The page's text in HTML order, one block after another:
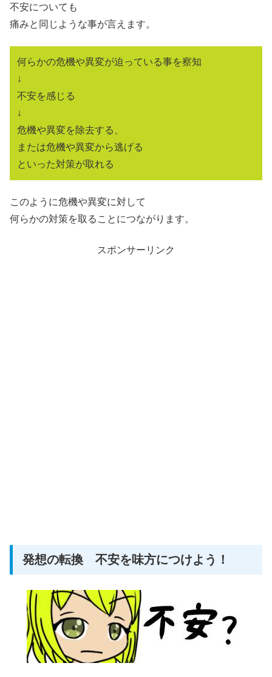
不安についても
痛みと同じような事が言えます。
何らかの危機や異変が迫っている事を察知
↓
不安を感じる
↓
危機や異変を除去する、
または危機や異変から逃げる
といった対策が取れる
このように危機や異変に対して
何らかの対策を取ることにつながります。
スポンサーリンク
発想の転換 不安を味方につけよう！